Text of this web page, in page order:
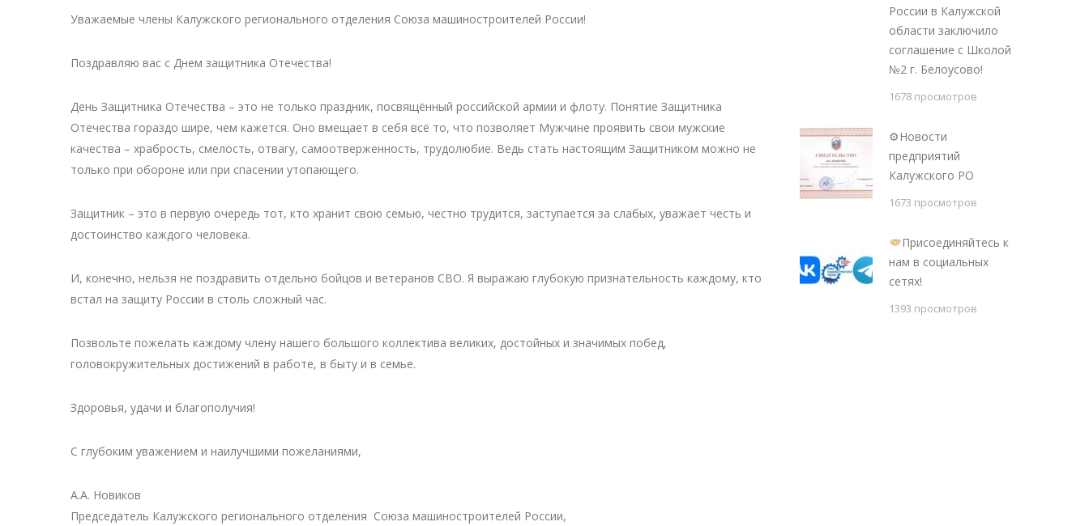
Уважаемые члены Калужского регионального отделения Союза машиностроителей России!
Поздравляю вас с Днем защитника Отечества!
День Защитника Отечества – это не только праздник, посвящённый российской армии и флоту. Понятие Защитника
Отечества гораздо шире, чем кажется. Оно вмещает в себя всё то, что позволяет Мужчине проявить свои мужские
качества – храбрость, смелость, отвагу, самоотверженность, трудолюбие. Ведь стать настоящим Защитником можно не
только при обороне или при спасении утопающего.
Защитник – это в первую очередь тот, кто хранит свою семью, честно трудится, заступается за слабых, уважает честь и
достоинство каждого человека.
И, конечно, нельзя не поздравить отдельно бойцов и ветеранов СВО. Я выражаю глубокую признательность каждому, кто
встал на защиту России в столь сложный час.
Позвольте пожелать каждому члену нашего большого коллектива великих, достойных и значимых побед,
головокружительных достижений в работе, в быту и в семье.
Здоровья, удачи и благополучия!
С глубоким уважением и наилучшими пожеланиями,
А.А. Новиков
Председатель Калужского регионального отделения Союза машиностроителей России,
России в Калужской
области заключило
соглашение с Школой
№2 г. Белоусово!
1678 просмотров
⚙Новости
предприятий
Калужского РО
1673 просмотров
Присоединяйтесь к
нам в социальных
сетях!
1393 просмотров